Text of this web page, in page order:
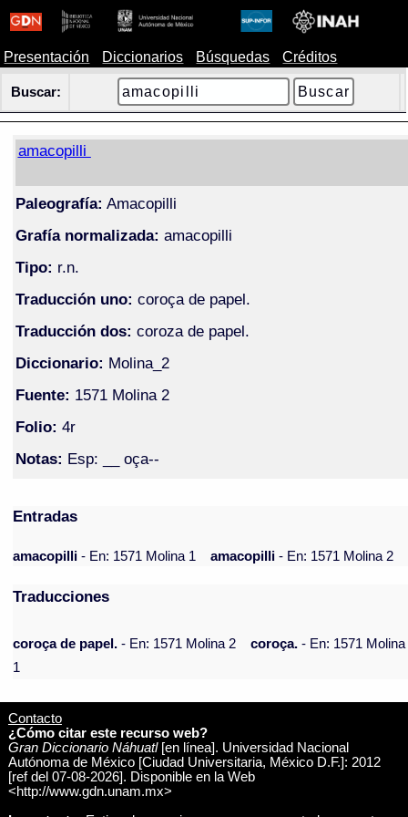
Presentación Diccionarios Búsquedas Créditos
Buscar:
amacopilli
Paleografía: Amacopilli
Grafía normalizada: amacopilli
Tipo: r.n.
Traducción uno: coroça de papel.
Traducción dos: coroza de papel.
Diccionario: Molina_2
Fuente: 1571 Molina 2
Folio: 4r
Notas: Esp: __ oça--
Entradas
amacopilli- En: 1571 Molina 1 amacopilli- En: 1571 Molina 2
Traducciones
coroça de papel. - En: 1571 Molina 2 coroça. - En: 1571 Molina
1
Contacto
¿Cómo citar este recurso web?
Gran Diccionario Náhuatl[en línea]. Universidad Nacional
Autónoma de México [Ciudad Universitaria, México D.F.]: 2012
[ref del 07-08-2026]. Disponible en la Web
<http://www.gdn.unam.mx>